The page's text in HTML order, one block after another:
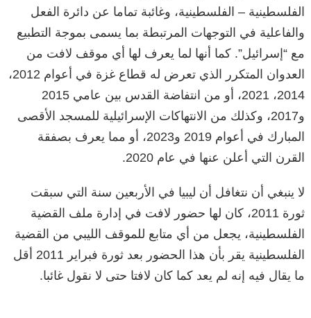
الفلسطينية – الفلسطينية، وغائبة تماما عن دائرة الفعل
والفاعلية في التوجهات المرتبطة بما يسمى بموجة التطبيع
مع “إسرائيل”. كما أنها لما يعرف لها أي موقف لافت من
العدوان المتكرر الذي تعرض له قطاع غزة في أعوام 2012،
2014، 2021، أو من انتفاضة القدس بين عامي 2015
و2017، وكذلك من الانتهاكات الإسرائيلية للمسجد الأقصى
المبارك في أعوام 2019 و2023، أو مما يعرف بصفقة
القرن التي أعلن عنها في عام 2020.
لا ينبغي أن نتغافل أن ليبيا في الأربعين سنة التي سبقت
ثورة 2011، كان لها حضور لافت في إدارة ملف القضية
الفلسطينية، يجعل من أي متابع للموقف الليبي من القضية
الفلسطينية يقر بأن هذا الحضور بعد ثورة فبراير 2011 أقل
ما يقال فيه إنه لم يعد كما كان لافتا حتى لا نقول غائبا.